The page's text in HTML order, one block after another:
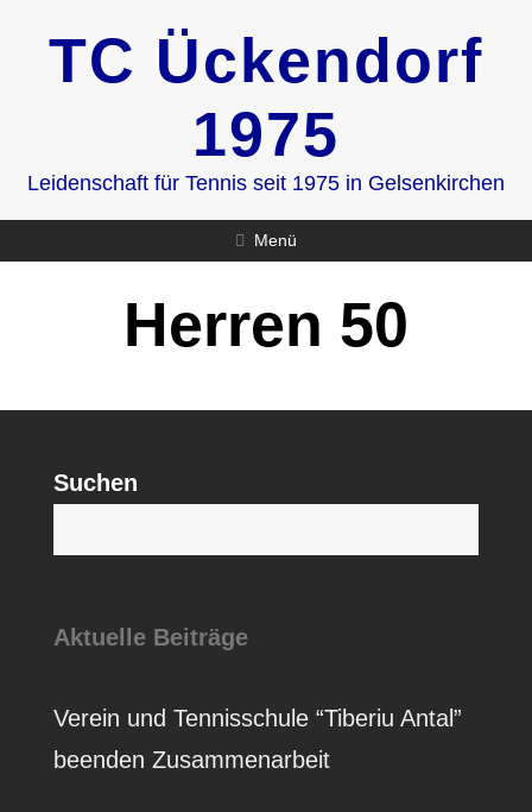
TC Ückendorf
1975
Leidenschaft für Tennis seit 1975 in Gelsenkirchen
Menü
Herren 50
Suchen
Aktuelle Beiträge
Verein und Tennisschule “Tiberiu Antal”
beenden Zusammenarbeit